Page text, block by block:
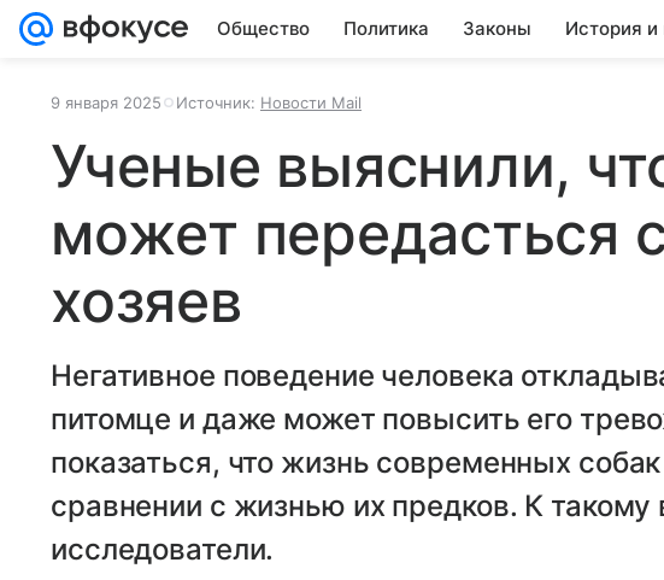
Общество Политика Законы История и
9 января 2025 Источник: Новости Mail
Ученые выяснили,
может передасться
хозяев
Негативное поведение человека
питомце и даже может повысить его
показаться, что жизнь современных
сравнении с жизнью их предков. К
исследователи.